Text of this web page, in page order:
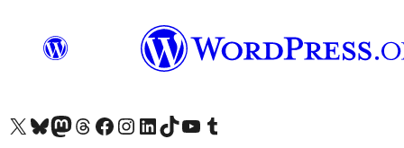
Visit our X (formerly Twitter) account
Visit our Bluesky account
Twitter csatornánk
Visit our Threads account
Facebook oldalunk megtekintése
Visit our Instagram account
Visit our LinkedIn account
Visit our TikTok account
Visit our YouTube channel
Visit our Tumblr account